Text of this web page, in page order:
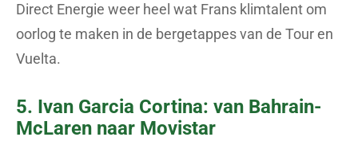
Direct Energie weer heel wat Frans klimtalent om
oorlog te maken in de bergetappes van de Tour en
Vuelta.
5. Ivan Garcia Cortina: van Bahrain-
McLaren naar Movistar